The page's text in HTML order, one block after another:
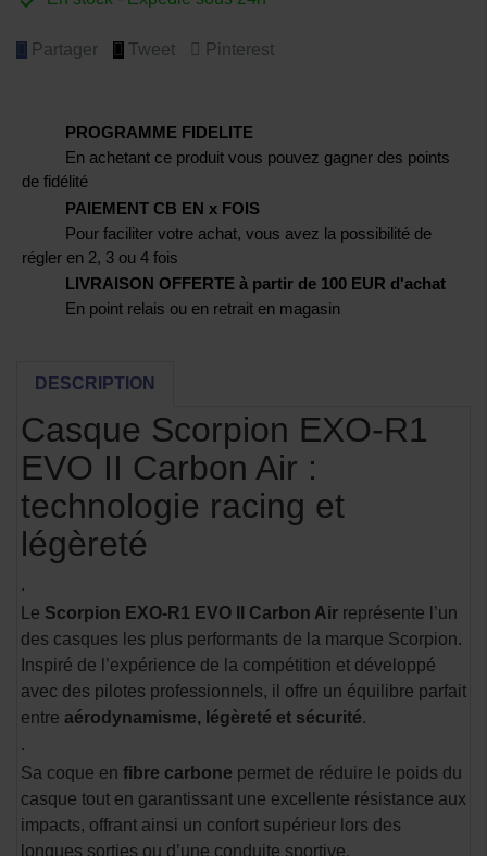
Partager Tweet Pinterest
PROGRAMME FIDELITE
En achetant ce produit vous pouvez gagner des points
de fidélité
PAIEMENT CB EN x FOIS
Pour faciliter votre achat, vous avez la possibilité de
régler en 2, 3 ou 4 fois
LIVRAISON OFFERTE à partir de 100 EUR d'achat
En point relais ou en retrait en magasin
DESCRIPTION
Casque Scorpion EXO-R1
EVO II Carbon Air :
technologie racing et
légèreté
.
Le Scorpion EXO-R1 EVO II Carbon Air représente l’un
des casques les plus performants de la marque Scorpion.
Inspiré de l’expérience de la compétition et développé
avec des pilotes professionnels, il offre un équilibre parfait
entre aérodynamisme, légèreté et sécurité.
.
Sa coque en fibre carbone permet de réduire le poids du
casque tout en garantissant une excellente résistance aux
impacts, offrant ainsi un confort supérieur lors des
longues sorties ou d’une conduite sportive.